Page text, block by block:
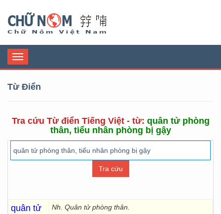
Toggle
navigation
Từ Điển
Tra cứu Từ điển Tiếng Việt - từ: quân tử phòng
thân, tiểu nhân phòng bị gậy
quân tử
Nh. Quân tử phòng thân.